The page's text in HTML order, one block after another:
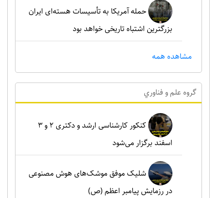
حمله آمریکا به تأسیسات هسته‌ای ایران
بزرگترین اشتباه تاریخی خواهد بود
مشاهده همه
گروه علم و فناوري
کنکور کارشناسی ارشد و دکتری ۲ و ۳
اسفند برگزار می‌شود
شلیک موفق موشک‌های هوش مصنوعی
در رزمایش پیامبر اعظم (ص)